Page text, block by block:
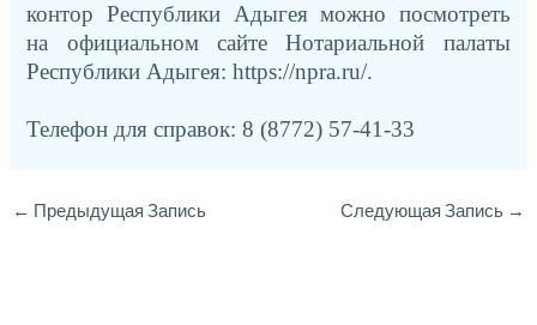
контор Республики Адыгея можно посмотреть
на официальном сайте Нотариальной палаты
Республики Адыгея:https://npra.ru/.
Телефон для справок: 8 (8772) 57-41-33
← Предыдущая Запись Следующая Запись →